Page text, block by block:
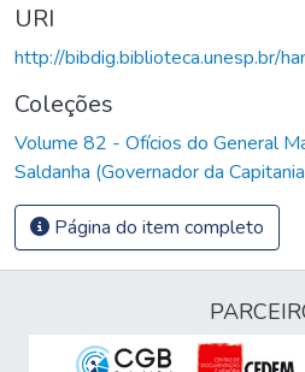
URI
http://bibdig.biblioteca.unesp.br/
Coleções
Volume 82 - Ofícios do General
Saldanha (Governador da
Página do item completo